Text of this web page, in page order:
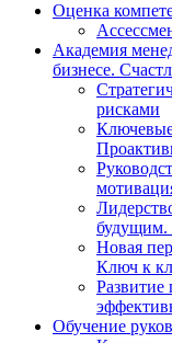
Оценка
Академия
бизнесе.
рисками
будущим.
Новая
Ключ к
Развитие
Обучение